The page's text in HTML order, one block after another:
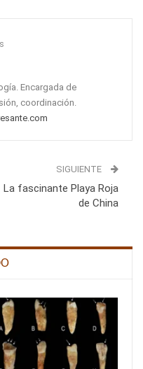
Encargada de
coordinación.
SIGUIENTE
La fascinante Playa Roja
de China